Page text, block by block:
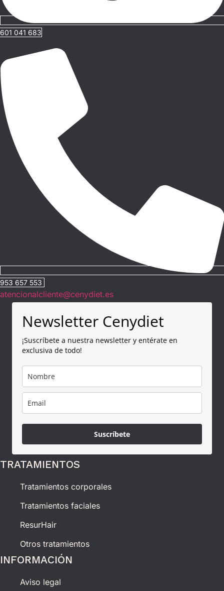
601 041 683
953 657 553
atencionalcliente@cenydiet.es
Newsletter Cenydiet
¡Suscríbete a nuestra newsletter y entérate en
exclusiva de todo!
Suscríbete
TRATAMIENTOS
Tratamientos corporales
Tratamientos faciales
ResurHair
Otros tratamientos
INFORMACIÓN
Aviso legal